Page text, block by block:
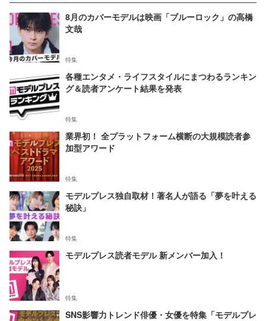
8月のカバーモデルは映画「ブルーロック」の高橋
文哉
特集
各種エンタメ・ライフスタイルにまつわるランキン
グ＆読者アンケート結果を発表
特集
業界初！ 全プラットフォーム横断の大規模読者参
加型アワード
特集
モデルプレス独自取材！著名人が語る「夢を叶える
秘訣」
特集
モデルプレス読者モデル 新メンバー加入！
特集
SNS影響力トレンド俳優・女優を特集「モデルプレ